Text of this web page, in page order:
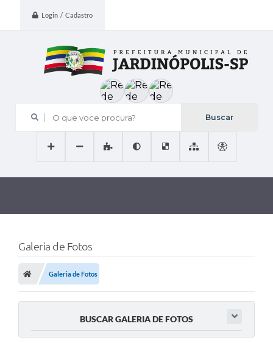
Login / Cadastro
O que voce procura?
Galeria de Fotos
Galeria de Fotos
BUSCAR GALERIA DE FOTOS